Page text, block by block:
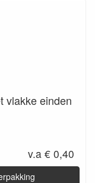
vlakke einden
v.a € 0,40